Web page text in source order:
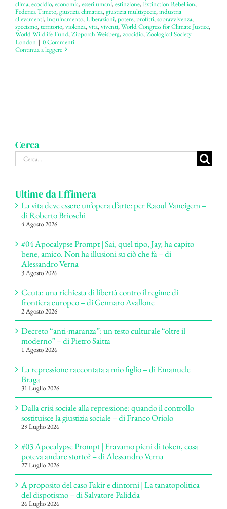
clima,ecocidio,economia,esseri umani,estinzione,Extinction Rebellion,
Federica Timeto,giustizia climatica,giustizia multispecie,industria
allevamenti,Inquinamento,Liberazioni,potere,profitti,sopravvivenza,
specismo,territorio,violenza,vita,viventi,World Congress for Climate Justice,
World Wildlife Fund,Zipporah Weisberg,zoocidio,Zoological Society
London | 0 Commenti
Continua a leggere
Cerca
Cerca
per:
Ultime da Effimera
La vita deve essere un’opera d’arte: per Raoul Vaneigem –
di Roberto Brioschi
4 Agosto 2026
#04 Apocalypse Prompt | Sai, quel tipo, Jay, ha capito
bene, amico. Non ha illusioni su ciò che fa – di
Alessandro Verna
3 Agosto 2026
Ceuta: una richiesta di libertà contro il regime di
frontiera europeo – di Gennaro Avallone
2 Agosto 2026
Decreto “anti-maranza”: un testo culturale “oltre il
moderno” – di Pietro Saitta
1 Agosto 2026
La repressione raccontata a mio figlio – di Emanuele
Braga
31 Luglio 2026
Dalla crisi sociale alla repressione: quando il controllo
sostituisce la giustizia sociale – di Franco Oriolo
29 Luglio 2026
#03 Apocalypse Prompt | Eravamo pieni di token, cosa
poteva andare storto? – di Alessandro Verna
27 Luglio 2026
A proposito del caso Fakir e dintorni | La tanatopolitica
del dispotismo – di Salvatore Palidda
26 Luglio 2026